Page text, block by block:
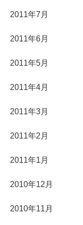
2011年7月
2011年6月
2011年5月
2011年4月
2011年3月
2011年2月
2011年1月
2010年12月
2010年11月